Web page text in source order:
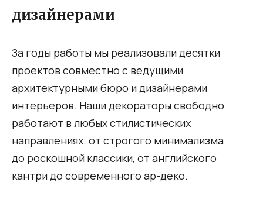
дизайнерами
За годы работы мы реализовали десятки
проектов совместно с ведущими
архитектурными бюро и дизайнерами
интерьеров. Наши декораторы свободно
работают в любых стилистических
направлениях: от строгого минимализма
до роскошной классики, от английского
кантри до современного ар-деко.